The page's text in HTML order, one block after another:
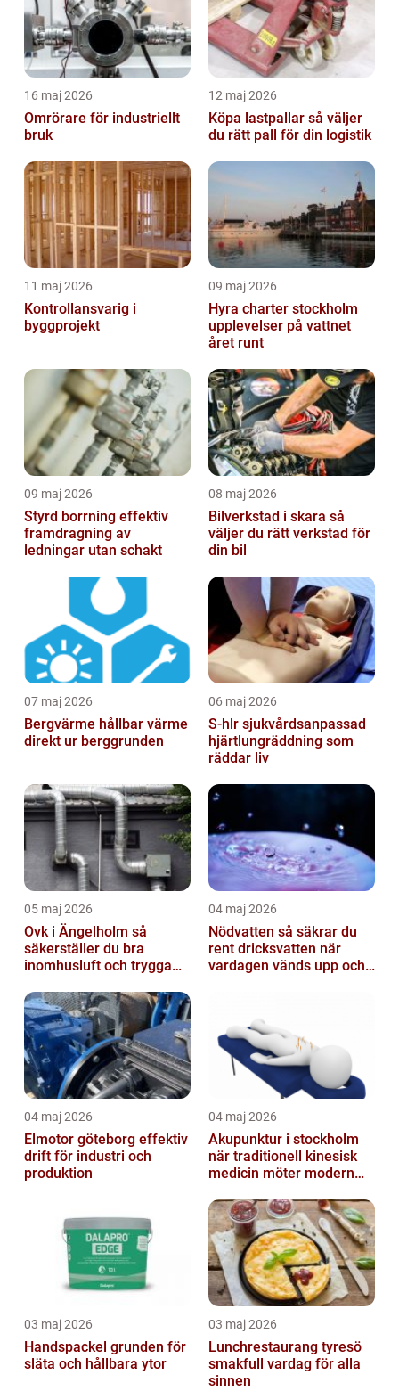
16 maj 2026
Omrörare för industriellt
bruk
12 maj 2026
Köpa lastpallar så väljer
du rätt pall för din logistik
11 maj 2026
Kontrollansvarig i
byggprojekt
09 maj 2026
Hyra charter stockholm
upplevelser på vattnet
året runt
09 maj 2026
Styrd borrning effektiv
framdragning av
ledningar utan schakt
08 maj 2026
Bilverkstad i skara så
väljer du rätt verkstad för
din bil
07 maj 2026
Bergvärme hållbar värme
direkt ur berggrunden
06 maj 2026
S-hlr sjukvårdsanpassad
hjärtlungräddning som
räddar liv
05 maj 2026
Ovk i Ängelholm så
säkerställer du bra
inomhusluft och trygga
04 maj 2026
Nödvatten så säkrar du
rent dricksvatten när
vardagen vänds upp och
04 maj 2026
Elmotor göteborg effektiv
drift för industri och
produktion
04 maj 2026
Akupunktur i stockholm
när traditionell kinesisk
medicin möter modern
03 maj 2026
Handspackel grunden för
släta och hållbara ytor
03 maj 2026
Lunchrestaurang tyresö
smakfull vardag för alla
sinnen